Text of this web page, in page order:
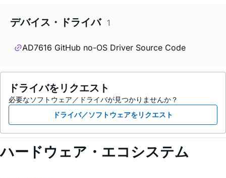
デバイス・ドライバ 1
AD7616 GitHub no-OS Driver Source Code
ドライバをリクエスト
必要なソフトウェア／ドライバが見つかりませんか？
ドライバ／ソフトウェアをリクエスト
ハードウェア・エコシステム